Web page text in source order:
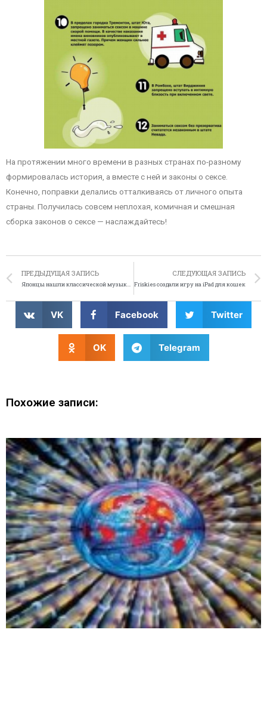
На протяжении много времени в разных странах по-разному
формировалась история, а вместе с ней и законы о сексе.
Конечно, поправки делались отталкиваясь от личного опыта
страны. Получилась совсем неплохая, комичная и смешная
сборка законов о сексе — наслаждайтесь!
ПРЕДЫДУЩАЯ ЗАПИСЬ СЛЕДУЮЩАЯ ЗАПИСЬ
Friskies создали игру на iPad для кошек
VK Facebook Twitter
OK Telegram
Похожие записи: